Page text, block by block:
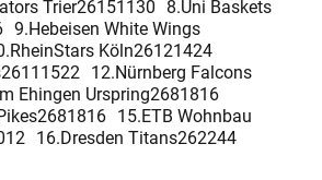
Trier26151130 8.Uni Baskets
9.Hebeisen White Wings
Köln26121424
12.Nürnberg Falcons
Ehingen Urspring2681816
15.ETB Wohnbau
16.Dresden Titans262244